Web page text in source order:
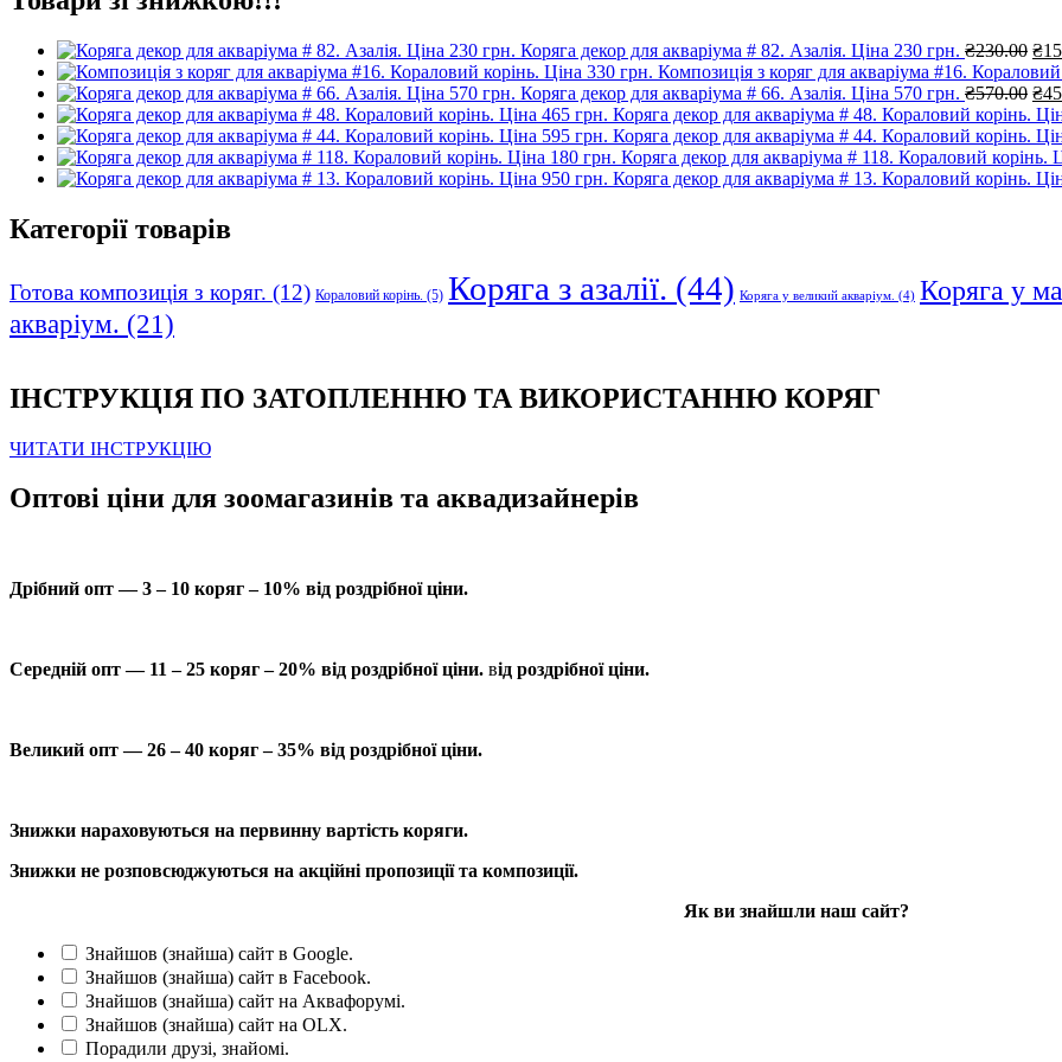
Коряга декор для акваріума # 82. Азалія. Ціна 230 грн. ₴230.00 ₴
Композиція з коряг для акваріума #16.
Коряга декор для акваріума # 66. Азалія. Ціна 570 грн. ₴570.00 ₴
Коряга декор для акваріума # 48. Кораловий корінь.
Коряга декор для акваріума # 44. Кораловий корінь.
Коряга декор для акваріума # 118. Кораловий корінь.
Коряга декор для акваріума # 13. Кораловий корінь.
Категорії товарів
Готова композиція з коряг. (12) Кораловий корінь. (5) Коряга з азалії. (44) Коряга у великий акваріум. (4) Коряга у
акваріум. (21)
ІНСТРУКЦІЯ ПО ЗАТОПЛЕННЮ ТА ВИКОРИСТАННЮ КОРЯГ
ЧИТАТИ ІНСТРУКЦІЮ
Оптові ціни для зоомагазинів та аквадизайнерів
Дрібний опт — 3 – 10 коряг – 10% від роздрібної ціни.
Середній опт — 11 – 25 коряг – 20% від роздрібної ціни. від роздрібної ціни.
Великий опт — 26 – 40 коряг – 35% від роздрібної ціни.
Знижки нараховуються на первинну вартість коряги.
Знижки не розповсюджуються на акційні пропозиції та композиції.
Як ви знайшли наш сайт?
Знайшов (знайша) сайт в Google.
Знайшов (знайша) сайт в Facebook.
Знайшов (знайша) сайт на Аквафорумі.
Знайшов (знайша) сайт на OLX.
Порадили друзі, знайомі.